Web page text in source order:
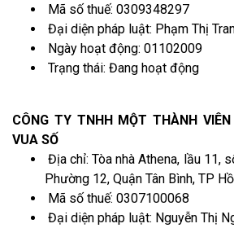
Mã số thuế: 0309348297
Đại diện pháp luật: Phạm Thị
Ngày hoạt động: 01102009
Trạng thái: Đang hoạt động
CÔNG TY TNHH MỘT THÀNH
VUA SỐ
Địa chỉ: Tòa nhà Athena, lầu 11,
Phường 12, Quận Tân Bình, TP
Mã số thuế: 0307100068
Đại diện pháp luật: Nguyễn Thị